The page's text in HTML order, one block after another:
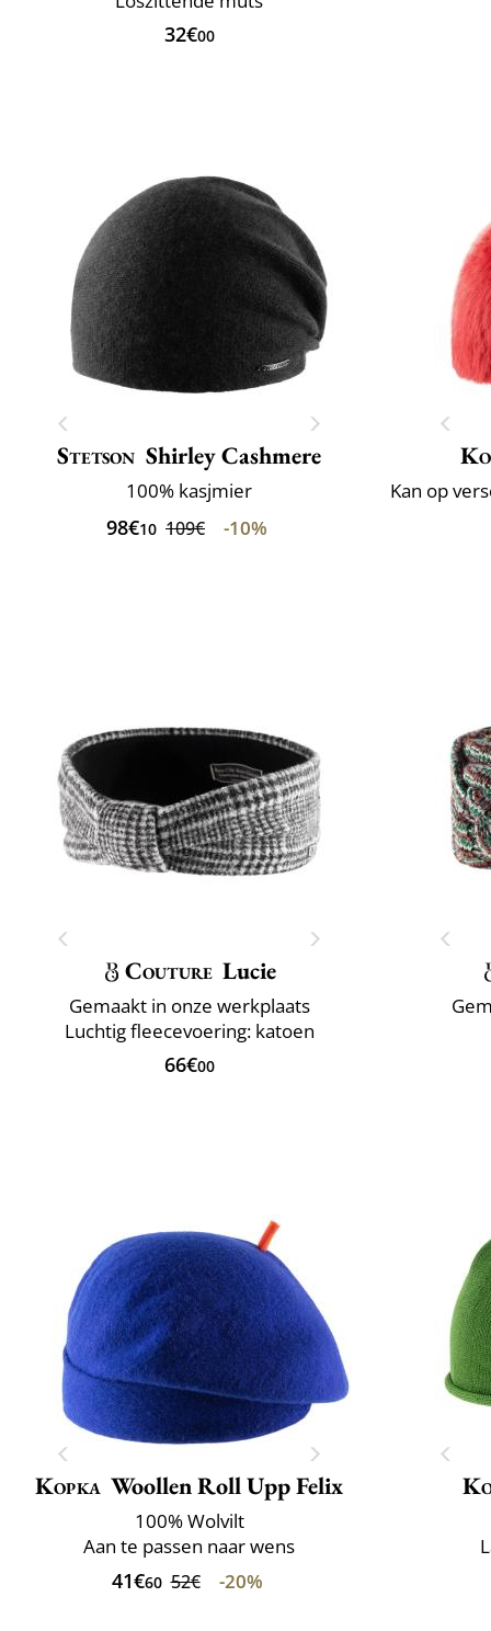
32€00
Stetson Shirley Cashmere
100% kasjmier
98€10 109€ -10%
Couture Lucie
Gemaakt in onze werkplaats
Luchtig fleecevoering: katoen
66€00
Kopka Woollen Roll Upp Felix
100% Wolvilt
Aan te passen naar wens
41€60 52€ -20%